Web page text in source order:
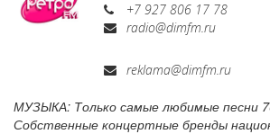
+7 927 806 17 78
radio@dimfm.ru
reklama@dimfm.ru
МУЗЫКА: Только самые любимые песни
Собственные концертные бренды